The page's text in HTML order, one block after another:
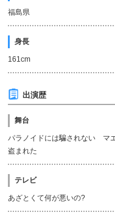
福島県
身長
161cm
出演歴
舞台
パラノイドには騙されない マ
盗まれた
テレビ
あざとくて何が悪いの?